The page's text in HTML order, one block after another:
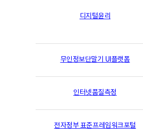
디지털윤리
무인정보단말기 UI플랫폼
인터넷품질측정
전자정부 표준프레임워크포털